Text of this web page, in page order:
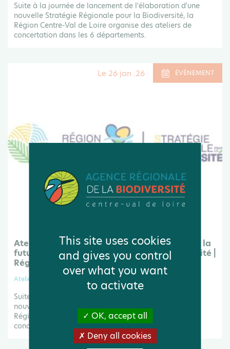
Suite à la journée de lancement de l'élaboration d'une
nouvelle Stratégie Régionale pour la Biodiversité, la
Région Centre-Val de Loire organise des ateliers de
concertation dans les 6 départements.
Le 26 jan .26 ÉVÉNEMENT
Atelier du Loiret (45) pour la concertation de la
future Stratégie Régionale pour la Biodiversité |
Région
Atelier
Suite à la journée de lancement de l'élaboration d'une
nouvelle Stratégie Régionale pour la Biodiversité, la
Région Centre-Val de Loire organise des ateliers de
concertation dans les 6 départements.
This site uses cookies
and gives you control
over what you want
to activate
OK, accept all
Deny all cookies